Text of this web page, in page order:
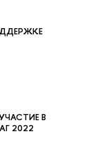
В
2022